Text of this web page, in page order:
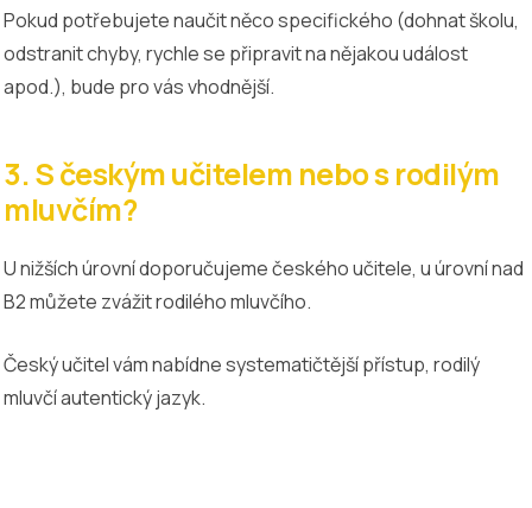
Pokud potřebujete naučit něco specifického (dohnat školu,
odstranit chyby, rychle se připravit na nějakou událost
apod.), bude pro vás vhodnější.
3. S českým učitelem nebo s rodilým
mluvčím?
U nižších úrovní doporučujeme českého učitele, u úrovní nad
B2 můžete zvážit rodilého mluvčího.
Český učitel vám nabídne systematičtější přístup, rodilý
mluvčí autentický jazyk.